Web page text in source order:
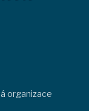
organizace